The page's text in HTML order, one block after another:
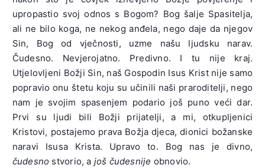
upropastio svoj odnos s Bogom? Bog šalje Spasitelja,
ali ne bilo koga, ne nekog anđela, nego daje da njegov
Sin, Bog od vječnosti, uzme našu ljudsku narav.
Čudesno. Nevjerojatno. Predivno. I tu nije kraj.
Utjelovljeni Božji Sin, naš Gospodin Isus Krist nije samo
popravio onu štetu koju su učinili naši praroditelji, nego
nam je svojim spasenjem podario još puno veći dar.
Prvi su ljudi bili Božji prijatelji, a mi, otkupljenici
Kristovi, postajemo prava Božja djeca, dionici božanske
naravi Isusa Krista. Upravo to. Bog nas je divno,
čudesno stvorio, a još čudesnije obnovio.